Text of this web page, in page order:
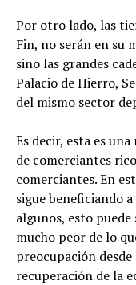
Por otro lado, las
Fin, no serán en su
sino las grandes
Palacio de Hierro,
del mismo sector
Es decir, esta es
de comerciantes
comerciantes. En
sigue beneficiando
algunos, esto
mucho peor de lo
preocupación
recuperación de la